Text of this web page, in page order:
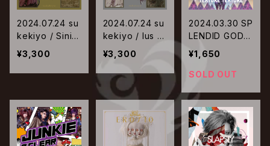
2024.07.24 su
kekiyo / Sinist
ro Cerebrum
【通常盤】
¥3,300
2024.07.24 su
kekiyo / Ius C
erebri【通常盤】
¥3,300
2024.03.30 SP
LENDID GOD G
IRAFFE / QILI
N'G ME | TEX
TURE TEXTUR
¥1,650
SOLD OUT